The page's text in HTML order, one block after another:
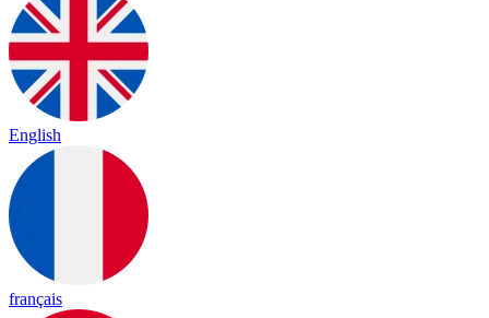
English
français